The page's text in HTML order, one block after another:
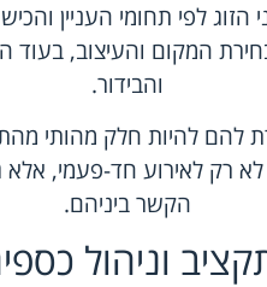
הזוג לפי תחומי העניין
המקום והעיצוב,
והבידור.
להם להיות חלק מהותי
רק לאירוע חד-פעמי,
הקשר ביניהם.
וניהול